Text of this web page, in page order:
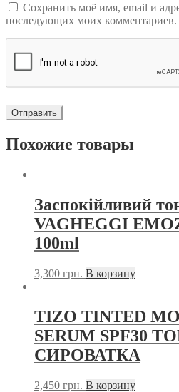
Сохранить моё имя, email и
последующих моих комментариев.
Похожие товары
Заспокійливий
VAGHEGGI
100ml
3,300 грн. В корзину
TIZO TINTED
SERUM SPF30
СИРОВАТКА
2,450 грн. В корзину